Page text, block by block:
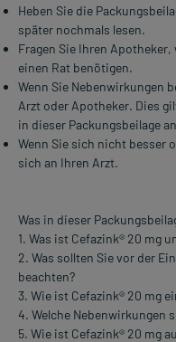
Heben Sie die
später nochmals lesen.
Fragen Sie Ihren
einen Rat benötigen.
Wenn Sie Nebenwirkungen
Arzt oder Apotheker. Dies
in dieser Packungsbeilage
Wenn Sie sich nicht besser
sich an Ihren Arzt.
Was in dieser
1. Was ist Cefazink® 20 mg
2. Was sollten Sie vor der
beachten?
3. Wie ist Cefazink® 20 mg
4. Welche Nebenwirkungen
5. Wie ist Cefazink® 20 mg